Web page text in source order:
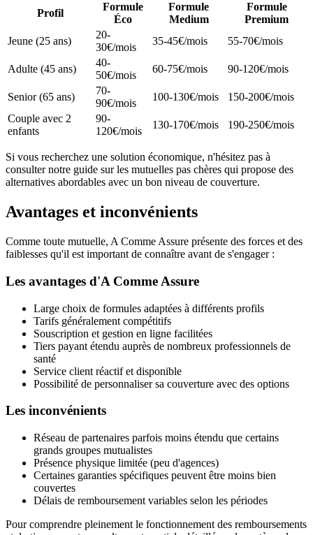
Profil
Formule
Éco
Formule
Medium
Formule
Premium
Jeune (25 ans)
20-
30€/mois
35-45€/mois 55-70€/mois
Adulte (45 ans)
40-
50€/mois
60-75€/mois 90-120€/mois
Senior (65 ans)
70-
90€/mois
100-130€/mois
150-200€/mois
Couple avec 2
enfants
90-
120€/mois
130-170€/mois 190-250€/mois
Si vous recherchez une solution économique, n'hésitez pas à
consulter notre guide sur les mutuelles pas chères qui propose des
alternatives abordables avec un bon niveau de couverture.
Avantages et inconvénients
Comme toute mutuelle, A Comme Assure présente des forces et des
faiblesses qu'il est important de connaître avant de s'engager :
Les avantages d'A Comme Assure
Large choix de formules adaptées à différents profils
Tarifs généralement compétitifs
Souscription et gestion en ligne facilitées
Tiers payant étendu auprès de nombreux professionnels de
santé
Service client réactif et disponible
Possibilité de personnaliser sa couverture avec des options
Les inconvénients
Réseau de partenaires parfois moins étendu que certains
grands groupes mutualistes
Présence physique limitée (peu d'agences)
Certaines garanties spécifiques peuvent être moins bien
couvertes
Délais de remboursement variables selon les périodes
Pour comprendre pleinement le fonctionnement des remboursements